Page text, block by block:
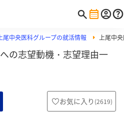
尾中央医科グループの就活情報 上尾中
の志望動機・志望理由一
お気に入り (2619)